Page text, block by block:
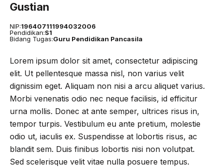
Gustian
NIP:196407111994032006
Pendidikan:S1
Bidang Tugas:Guru Pendidikan Pancasila
Lorem ipsum dolor sit amet, consectetur adipiscing
elit. Ut pellentesque massa nisl, non varius velit
dignissim eget. Aliquam non nisi a arcu aliquet varius.
Morbi venenatis odio nec neque facilisis, id efficitur
urna mollis. Donec at ante semper, ultrices risus in,
tempor turpis. Vestibulum eu ante pretium, molestie
odio ut, iaculis ex. Suspendisse at lobortis risus, ac
blandit sem. Duis finibus lobortis nisi non volutpat.
Sed scelerisque velit vitae nulla posuere tempus.